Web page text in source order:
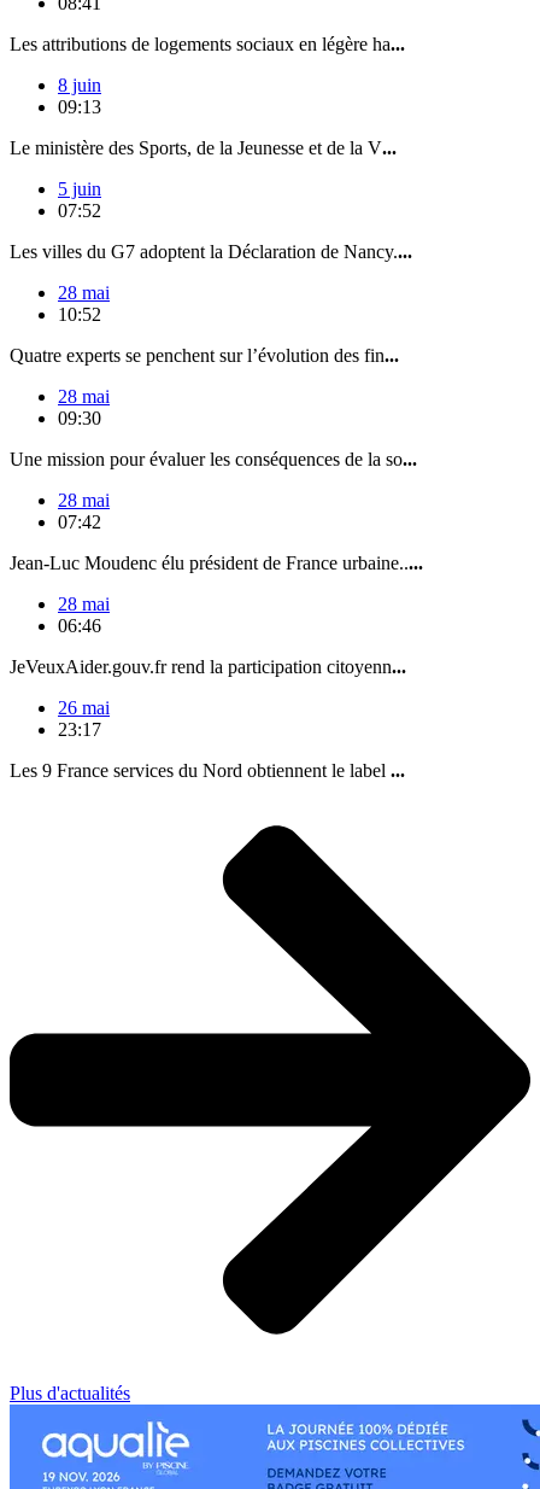
Les attributions de logements sociaux en légère ha...
8 juin
09:13
Le ministère des Sports, de la Jeunesse et de la V...
5 juin
07:52
Les villes du G7 adoptent la Déclaration de Nancy....
28 mai
10:52
Quatre experts se penchent sur l’évolution des fin...
28 mai
09:30
Une mission pour évaluer les conséquences de la so...
28 mai
07:42
Jean-Luc Moudenc élu président de France urbaine.....
28 mai
06:46
JeVeuxAider.gouv.fr rend la participation citoyenn...
26 mai
23:17
Les 9 France services du Nord obtiennent le label ...
Plus d'actualités